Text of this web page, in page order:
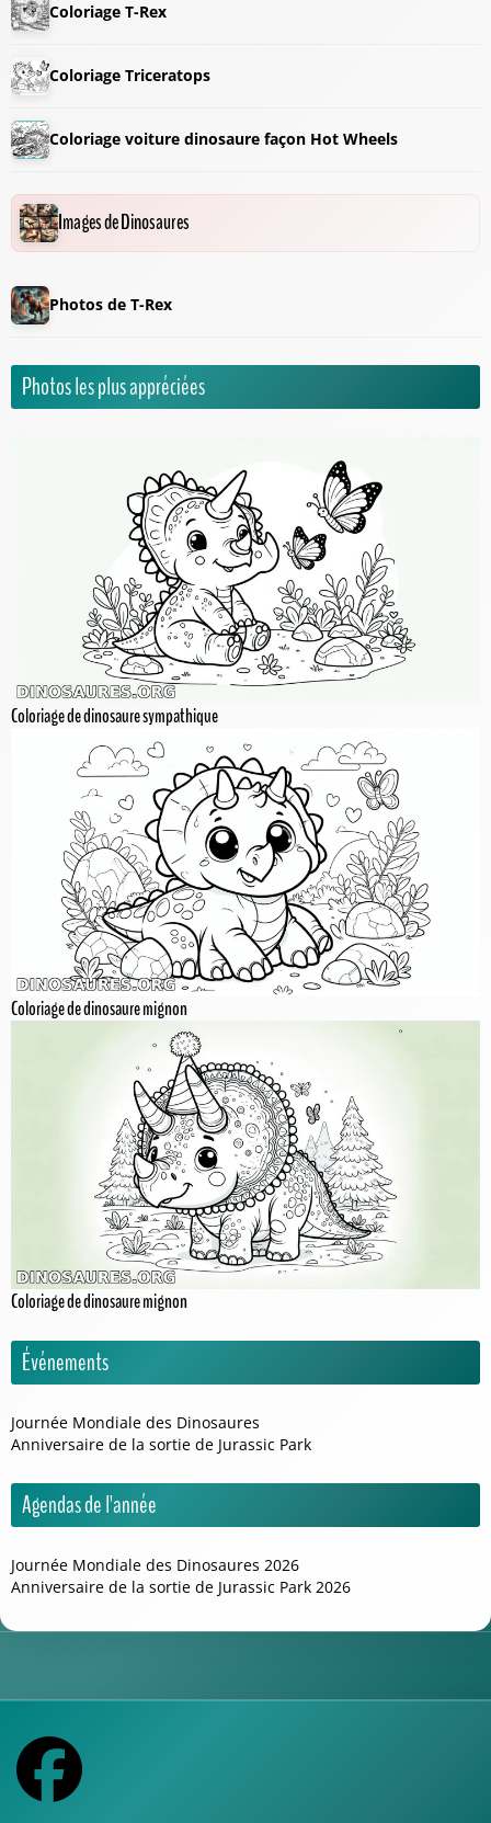
Coloriage T-Rex
Coloriage Triceratops
Coloriage voiture dinosaure façon Hot Wheels
Images de Dinosaures
Photos de T-Rex
Photos les plus appréciées
Coloriage de dinosaure sympathique
Coloriage de dinosaure mignon
Coloriage de dinosaure mignon
Événements
Journée Mondiale des Dinosaures
Anniversaire de la sortie de Jurassic Park
Agendas de l'année
Journée Mondiale des Dinosaures 2026
Anniversaire de la sortie de Jurassic Park 2026